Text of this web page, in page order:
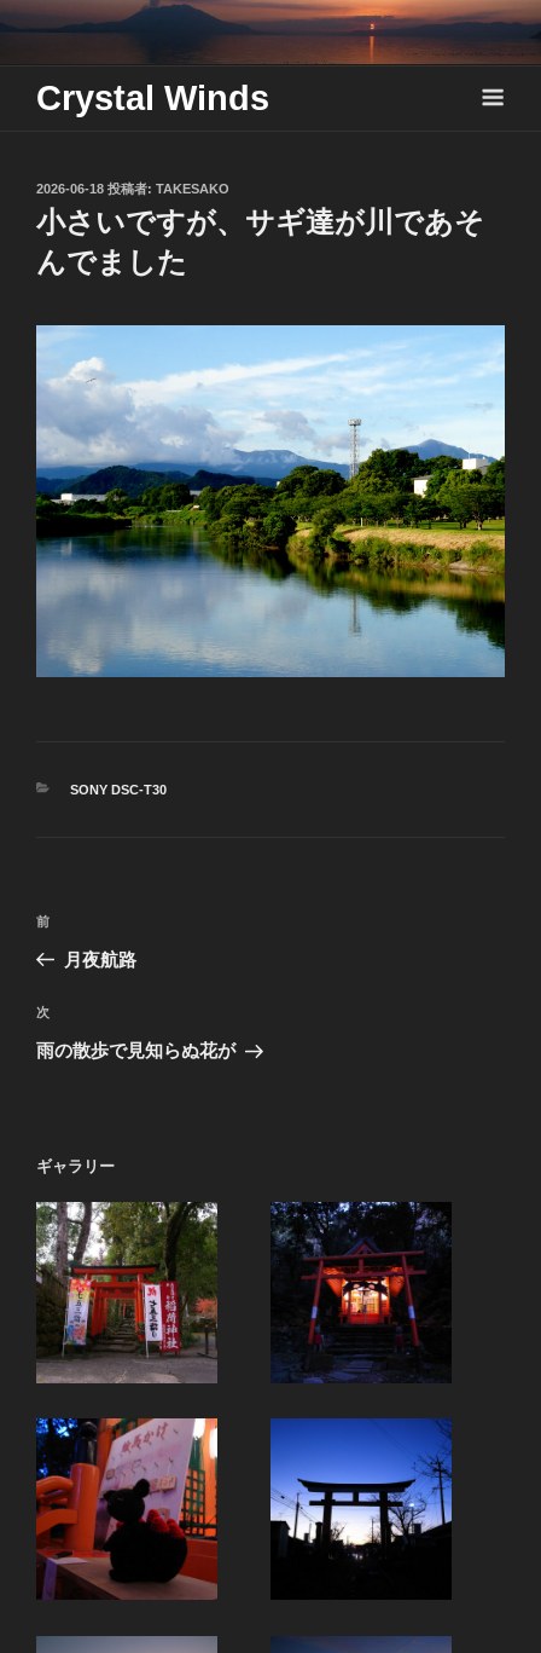
Skip
content
Crystal Winds
投
日:
2026-06-18 投稿者: TAKESAKO
小さいですが、サギ達が川であそ
んでました
カ
SONY DSC-T30
投
ビ
ゲ
ン
前
の
稿
前
月夜航路
次
の
次
雨の散歩で見知らぬ花が
ギャラリー